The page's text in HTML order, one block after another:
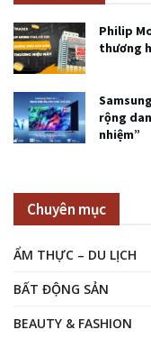
Philip
thương
rộng
nhiệm”
Chuyên mục
ẨM THỰC – DU LỊCH
BẤT ĐỘNG SẢN
BEAUTY & FASHION